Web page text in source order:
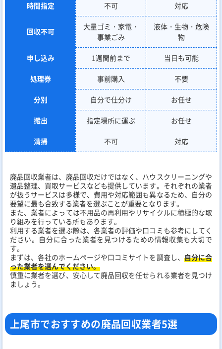
時間指定 不可 対応
回収不可
大量ゴミ・家電・
事業ごみ
液体・生物・危険
物
申し込み 1週間前まで 当日も可能
処理券 事前購入 不要
分別 自分で仕分け お任せ
搬出 指定場所に運ぶ お任せ
清掃 不可 対応
廃品回収業者は、廃品回収だけではなく、ハウスクリーニングや
遺品整理、買取サービスなども提供しています。それぞれの業者
が扱うサービスは多様で、費用や対応範囲も異なるため、自分の
要望に最も合致する業者を選ぶことが重要となります。
また、業者によっては不用品の再利用やリサイクルに積極的な取
り組みを行っている所もあります。
利用する業者を選ぶ際は、各業者の評価や口コミも参考にしてく
ださい。自分に合った業者を見つけるための情報収集も大切で
す。
まずは、各社のホームページや口コミサイトを調査し、 自分に合
った業者を選んでください。
慎重に業者を選び、安心して廃品回収を任せられる業者を見つけ
ましょう。
上尾市でおすすめの廃品回収業者5選